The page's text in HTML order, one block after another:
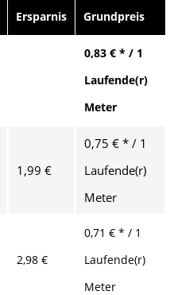
Ersparnis Grundpreis
0,83 € * / 1
Laufende(r)
Meter
1,99 €
0,75 € * / 1
Laufende(r)
Meter
2,98 €
0,71 € * / 1
Laufende(r)
Meter